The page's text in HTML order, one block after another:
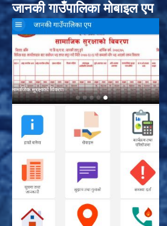
जानकी गाउँपालिका मोबाइल एप